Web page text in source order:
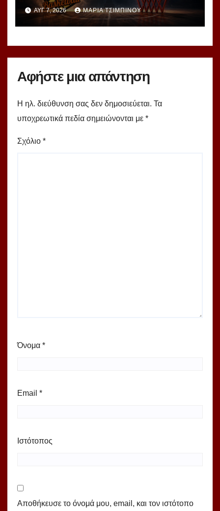
νέα σεζόν – Αυτές είναι οι 12
ομάδες!
ΑΥΓ 7, 2026 ΜΑΡΊΑ ΤΣΙΜΠΙΝΟΎ
Αφήστε μια απάντηση
Η ηλ. διεύθυνση σας δεν δημοσιεύεται. Τα
υποχρεωτικά πεδία σημειώνονται με *
Σχόλιο *
Όνομα *
Email *
Ιστότοπος
Αποθήκευσε το όνομά μου, email, και τον ιστότοπο